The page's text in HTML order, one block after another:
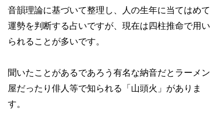
音韻理論に基づいて整理し、人の生年に当てはめて
運勢を判断する占いですが、現在は四柱推命で用い
られることが多いです。
聞いたことがあるであろう有名な納音だとラーメン
屋だったり俳人等で知られる「山頭火」がありま
す。